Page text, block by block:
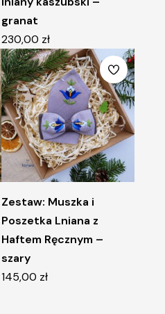
granat
230,00 zł
Zestaw: Muszka i
Poszetka Lniana z
Haftem Ręcznym –
szary
145,00 zł